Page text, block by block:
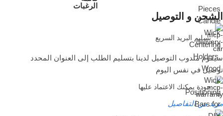
الرغبات
الشحن و التوصيل
تسليم البريد السريع
سيقوم مندوب التوصيل لدينا بتسليم الطلب إلى العنوان المحدد
توصيل في نفس اليوم
جودة يمكنك الاعتماد عليها
مزيد من التفاصيل